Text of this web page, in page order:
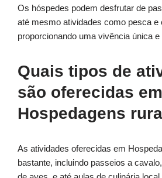
Os hóspedes podem desfrutar de
até mesmo atividades como pesca e
proporcionando uma vivência única
Quais tipos de
são oferecidas em
Hospedagens
As atividades oferecidas em
bastante, incluindo passeios a